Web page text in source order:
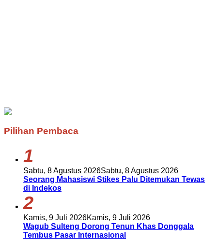
Pilihan Pembaca
1
Sabtu, 8 Agustus 2026Sabtu, 8 Agustus 2026
Seorang Mahasiswi Stikes Palu Ditemukan Tewas
di Indekos
2
Kamis, 9 Juli 2026Kamis, 9 Juli 2026
Wagub Sulteng Dorong Tenun Khas Donggala
Tembus Pasar Internasional